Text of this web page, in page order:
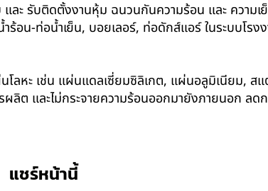
และ รับติดตั้งงานหุ้ม ฉนวนกันความร้อน และ ควา
-ท่อน้ำเย็น, บอยเลอร์, ท่อดักส์แอร์ ในระบบโรงง
ะ เช่น แผ่นแดลเซี่ยมซิลิเกต, แผ่นอลูมิเนียม, สแ
ต และไม่กระจายความร้อนออกมายังภายนอก ลด
แชร์หน้านี้